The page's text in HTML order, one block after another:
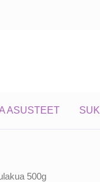
ASUSTEET
500g